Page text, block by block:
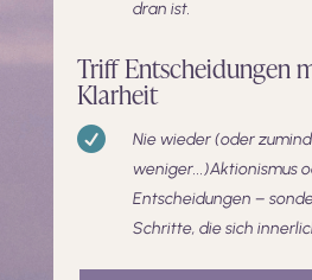
dran ist.
Triff Entscheidungen
Klarheit

Nie wieder (oder
weniger...)Aktionismus
Entscheidungen –
Schritte, die sich